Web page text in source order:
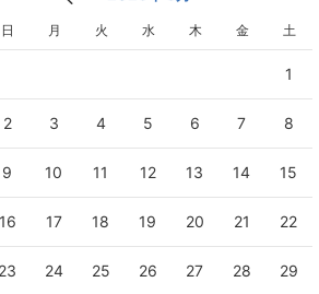
日 月 火 水 木 金 土
1
2 3 4 5 6 7 8
9 10 11 12 13 14 15
16 17 18 19 20 21 22
23 24 25 26 27 28 29